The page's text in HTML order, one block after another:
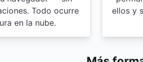
Todo ocurre
en la nube.
ellos y